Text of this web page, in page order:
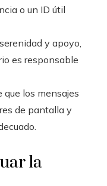
o un ID útil
y apoyo,
es responsable
que los mensajes
de pantalla y
la